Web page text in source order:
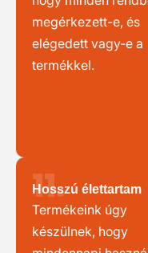
megérkezett-e, és
elégedett vagy-e a
termékkel.
11.
Hosszú élettartam
Termékeink úgy
készülnek, hogy